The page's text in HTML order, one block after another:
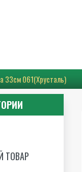
33см 061(Хрусталь)
ТОВАР